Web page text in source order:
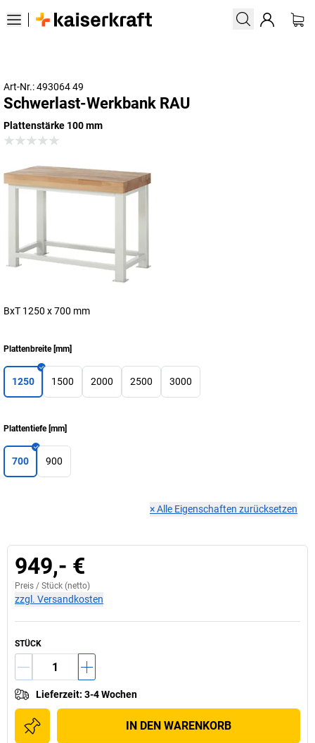
Art-Nr.: 493064 49
Schwerlast-Werkbank RAU
Plattenstärke 100 mm
BxT 1250 x 700 mm
Plattenbreite[mm]
1250 1500 2000 2500 3000
Plattentiefe[mm]
700 900
×Alle Eigenschaften zurücksetzen
949,- €
Preis / Stück (netto)
zzgl. Versandkosten
STÜCK
Lieferzeit: 3-4 Wochen
IN DEN WARENKORB